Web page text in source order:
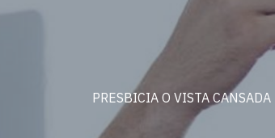
PRESBICIA O VISTA CANSADA